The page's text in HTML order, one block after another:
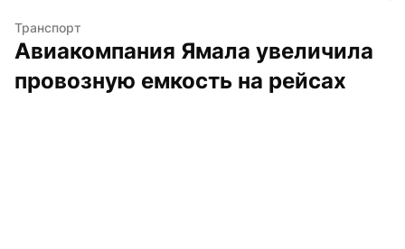
Транспорт
Авиакомпания Ямала увеличила
провозную емкость на рейсах